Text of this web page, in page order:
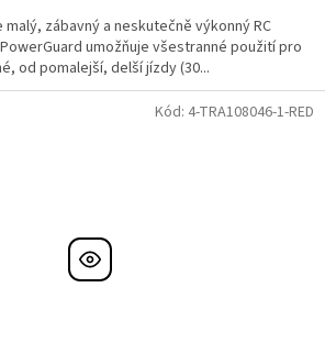
malý, zábavný a neskutečně výkonný RC
umožňuje všestranné použití pro
od pomalejší, delší jízdy (30...
Kód: 4-TRA108046-1-RED